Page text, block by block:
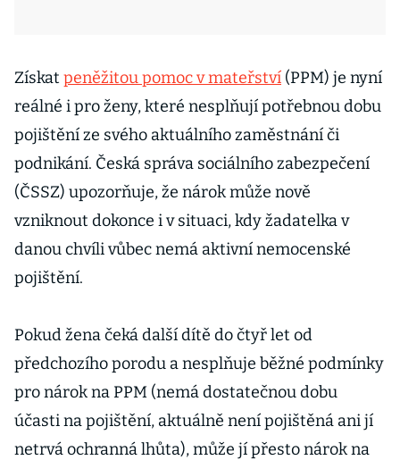
Získat peněžitou pomoc v mateřství (PPM) je nyní
reálné i pro ženy, které nesplňují potřebnou dobu
pojištění ze svého aktuálního zaměstnání či
podnikání. Česká správa sociálního zabezpečení
(ČSSZ) upozorňuje, že nárok může nově
vzniknout dokonce i v situaci, kdy žadatelka v
danou chvíli vůbec nemá aktivní nemocenské
pojištění.
Pokud žena čeká další dítě do čtyř let od
předchozího porodu a nesplňuje běžné podmínky
pro nárok na PPM (nemá dostatečnou dobu
účasti na pojištění, aktuálně není pojištěná ani jí
netrvá ochranná lhůta), může jí přesto nárok na